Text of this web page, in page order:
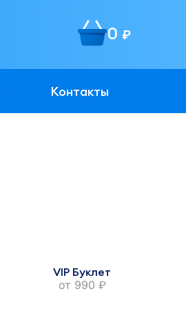
0 руб.
Контакты
VIP Буклет
от 990 руб.